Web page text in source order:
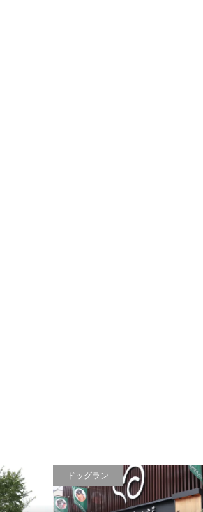
ドッグラン